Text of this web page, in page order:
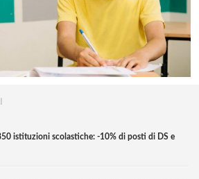
istituzioni scolastiche: -10% di posti di DS e